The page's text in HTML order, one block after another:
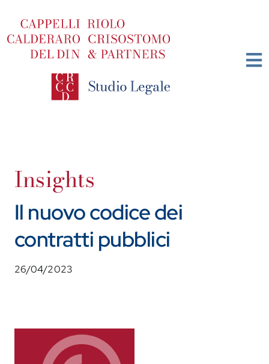
contenuto
Insights
Il nuovo codice dei
contratti pubblici
26/04/2023